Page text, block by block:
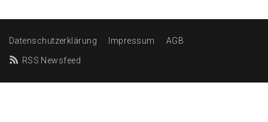
Datenschutzerklärung Impressum AGB
RSS Newsfeed